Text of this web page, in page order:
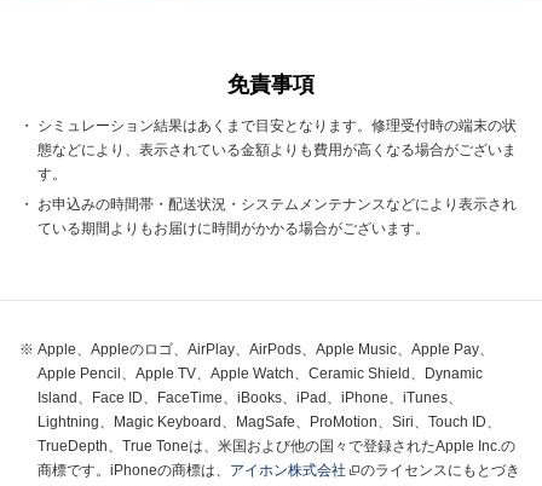
免責事項
シミュレーション結果はあくまで目安となります。修理受付時の端末の状
態などにより、表示されている金額よりも費用が高くなる場合がございま
す。
お申込みの時間帯・配送状況・システムメンテナンスなどにより表示され
ている期間よりもお届けに時間がかかる場合がございます。
Apple、Appleのロゴ、AirPlay、AirPods、Apple Music、Apple Pay、
Apple Pencil、Apple TV、Apple Watch、Ceramic Shield、Dynamic
Island、Face ID、FaceTime、iBooks、iPad、iPhone、iTunes、
Lightning、Magic Keyboard、MagSafe、ProMotion、Siri、Touch ID、
TrueDepth、True Toneは、米国および他の国々で登録されたApple Inc.の
商標です。iPhoneの商標は、 アイホン株式会社
のライセンスにもとづき